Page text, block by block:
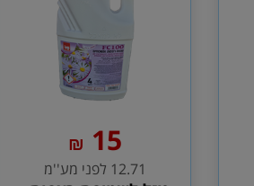
15
₪
12.71 לפני מע''מ